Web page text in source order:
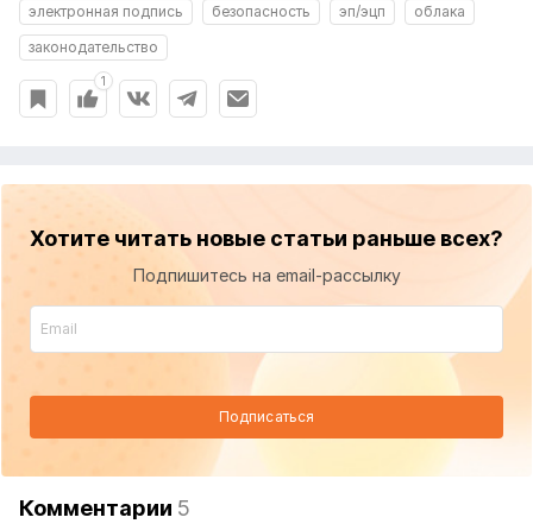
электронная подпись безопасность эп/эцп
облака
законодательство
1
Хотите читать новые статьи раньше всех?
Подпишитесь на email-рассылку
Подписаться
Комментарии 5